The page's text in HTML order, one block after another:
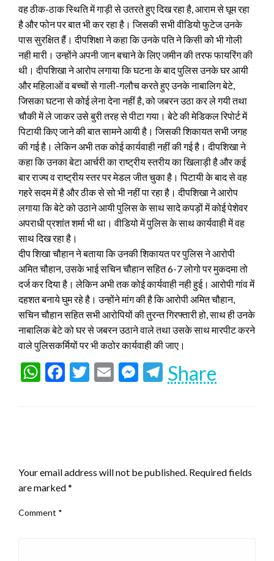
वह ठीक-ठाक स्थिति में गाड़ी से उतरते हुए दिख रहा है, आराम से घूम रहा
है और फोन पर बात भी कर रहा है। जिसकी सभी वीडियो फुटेज उनके
पास सुरक्षित हैं। दीपशिक्षा ने कहा कि उनके पति ने किसी को भी गोली
नही मारी। उन्होंने अपनी जान बचाने के लिए जमीन की तरफ फायरिंग की
थी। दीपशिखा ने आरोप लगाया कि घटना के बाद पुलिस उनके घर आयी
और महिलाओं व बच्चों से गाली-गलौच करते हुए उनके नाबालिग बेटे,
जिसका घटना से कोई लेना देना नहीं है, को जबरन उठा कर ले गयी तथा
चौकी में ले जाकर उसे बुरी तरह से पीटा गया। बेटे की मेडिकल रिपोर्ट में
पिटायी किए जाने की बात सामने आयी है। जिसकी शिकायत सभी जगह
की गई है। लेकिन अभी तक कोई कार्यवाही नहीं की गई है। दीपशिखा ने
कहा कि उनका बेटा आर्चरी का राष्ट्रीय स्तरीय का खिलाड़ी है और कई
बार राज्य व राष्ट्रीय स्तर पर मेडल जीत चुका है। पिटायी के बाद से वह
गहरे सदम में है और ठीक से सो भी नहीं पा रहा है। दीपशिखा ने आरोप
लगाया कि बेटे को उठाने आयी पुलिस के साथ सादे कपड़ों में कोई पेशेवर
अपराधी प्रशांत शर्मा भी था। वीडियो में पुलिस के साथ कार्यवाही में वह
साथ दिख रहा है।
दीप शिखा चौहान ने बताया कि उनकी शिकायत पर पुलिस ने आरोपी
अमित चौहान, उसके भाई सचिन चौहान सहित 6-7 लोगो पर मुकदमा तो
दर्ज कर दिया है। लेकिन अभी तक कोई कार्यवाही नही हुई। आरोपी गांव में
दहशत बनाये घुम रहे है। उन्होंने मांग की है कि आरोपी अमित चौहान,
सचिन चौहान सहित सभी आरोपियों की तुरन्त गिरफ्तारी हो, साथ ही उनके
नाबालिक बेटे को घर से जबरन उठाने वाले तथा उसके साथ मारपीट करने
वाले पुलिसकर्मियों पर भी कठोर कार्यवाही की जाए।
WhatsApp
Facebook
Twitter
EmailMessenger
Telegram
Share
Your email address will not be published. Required fields
are marked*
Comment *